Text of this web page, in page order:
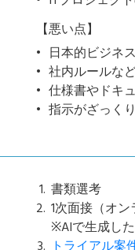
【悪い点】
日本的ビジネ
社内ルールな
仕様書やドキ
指示がざっく
書類選考
1次面接（オン
※AIで生成し